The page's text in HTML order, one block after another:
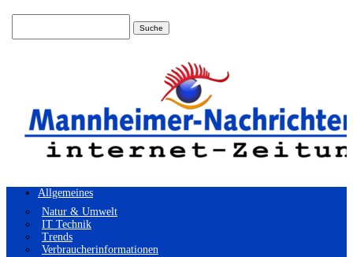
Allgemeines
Natur & Umwelt
IT Technik
Trends
Verbraucherinformationen